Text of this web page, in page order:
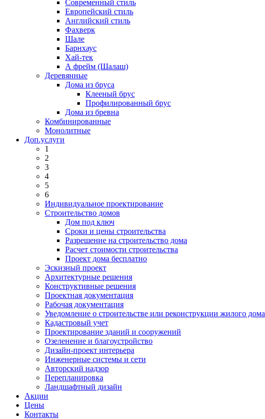
Современный стиль
Европейский стиль
Английский стиль
Фахверк
Шале
Барнхаус
Хай-тек
А фрейм (Шалаш)
Деревянные
Дома из бруса
Клееный брус
Профилированный брус
Дома из бревна
Комбинированные
Монолитные
Доп.услуги
1
2
3
4
5
6
Индивидуальное проектирование
Строительство домов
Дом под ключ
Сроки и цены строительства
Разрешение на строительство дома
Расчет стоимости строительства
Проект дома бесплатно
Эскизный проект
Архитектурные решения
Конструктивные решения
Проектная документация
Рабочая документация
Уведомление о строительстве или реконструкции жилого дома
Кадастровый учет
Проектирование зданий и сооружений
Озеленение и благоустройство
Дизайн-проект интерьера
Инженерные системы и сети
Авторский надзор
Перепланировка
Ландшафтный дизайн
Акции
Цены
Контакты